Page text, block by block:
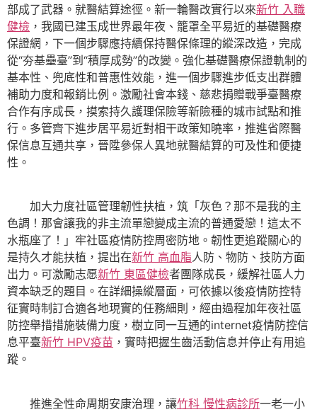
部成了武器。就醫結算途徑。新一輪醫改實行以來新竹 入職
健檢 ，我國已建玉成世界最年夜、籠罩全平易近的基礎醫療
保證網，下一個步驟應持續保持醫保條理的縱深改造，完成
從“夯基壘臺”到“積厚成勢”的改變。強化基礎醫療保證軌制的
基本性、兜底性和普惠性效能，進一個步驟進步低支出群體
補助力度和報銷比例。激勵社會本錢、慈悲捐贈戰爭臺醫療
合作有序成長，摸索持久護理保險等新險種的城市試點和推
行。多管齊下進步居平易近對相干政策知曉率，推進省際醫
保信息互通共享，晉陞參保人異地就醫結算的可及性和便捷
性。
加大力度社區管理韌性扶植，筑「灰色？那不是我的主
色調！那會讓我的非主流單戀變成主流的普通愛戀！這太不
水瓶座了！」牢社區疫情防控周密防地。韌性更追蹤關心的
是持久才能扶植，提出在新竹 高血脂人防、物防、技防方面
出力。可激勵志愿新竹 東區健檢者團隊成長，緩解社區人力
資本缺乏的題目。在詳細操縱層面，可依據以後疫情防控特
征實時制訂合適各地現實的任務細則，經由過程加年夜社區
防控舉措措施裝備力度，樹立同一互通的internet疫情防控信
息平臺新竹 HPV疫苗 ，實時把握生齒活動信息并停止有用追
蹤。
推進全性命周期安康治理，讓竹科 慢性病診所一老一小